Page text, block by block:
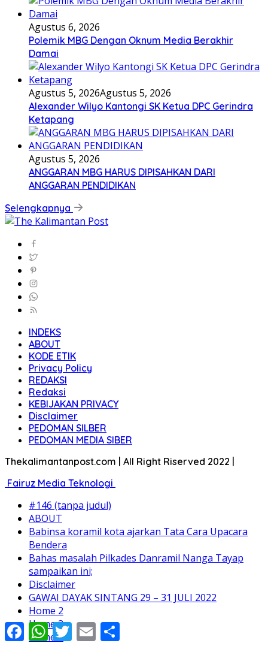
Agustus 6, 2026
Polemik MBG Dengan Oknum Media Berakhir
Damai
Agustus 5, 2026Agustus 5, 2026
Alexander Wilyo Kantongi SK Ketua DPC Gerindra
Ketapang
Agustus 5, 2026
ANGGARAN MBG HARUS DIPISAHKAN DARI
ANGGARAN PENDIDIKAN
Selengkapnya
INDEKS
ABOUT
KODE ETIK
Privacy Policy
REDAKSI
Redaksi
KEBIJAKAN PRIVACY
Disclaimer
PEDOMAN SILBER
PEDOMAN MEDIA SIBER
Thekalimantanpost.com | All Right Riserved 2022 |
Fairuz Media Teknologi
#146 (tanpa judul)
ABOUT
Babinsa koramil kota ajarkan Tata Cara Upacara
Bendera
Bahas masalah Pilkades Danramil Nanga Tayap
sampaikan ini;
Disclaimer
GAWAI DAYAK SINTANG 29 – 31 JULI 2022
Home 2
Home 3
Home 4
FacebookWhatsApp
TwitterEmail